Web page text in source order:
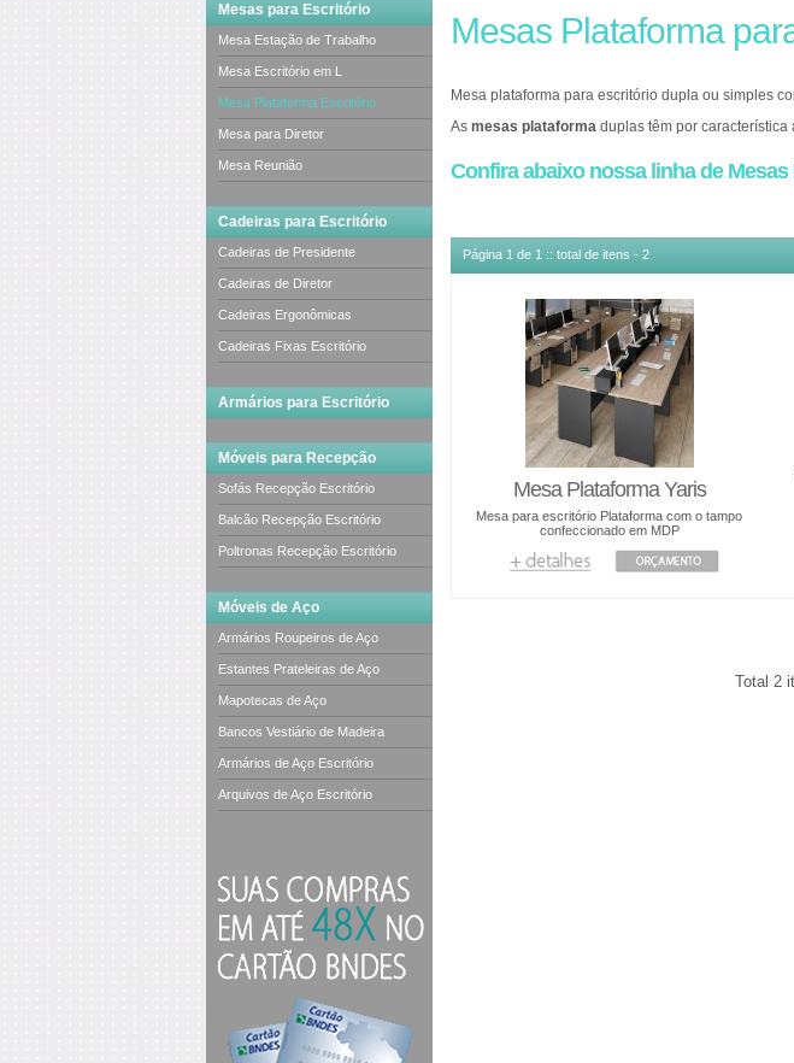
Mesas para Escritório
Mesa Estação de Trabalho
Mesa Escritório em L
Mesa Plataforma Escritório
Mesa para Diretor
Mesa Reunião
Cadeiras para Escritório
Cadeiras de Presidente
Cadeiras de Diretor
Cadeiras Ergonômicas
Cadeiras Fixas Escritório
Armários para Escritório
Móveis para Recepção
Sofás Recepção Escritório
Balcão Recepção Escritório
Poltronas Recepção Escritório
Móveis de Aço
Armários Roupeiros de Aço
Estantes Prateleiras de Aço
Mapotecas de Aço
Bancos Vestiário de Madeira
Armários de Aço Escritório
Arquivos de Aço Escritório
Mesas Plataforma
Mesa plataforma para escritório dupla ou simples
As mesas plataforma duplas têm por
As mesas plataforma de trabalho podem
Confira abaixo nossa linha de
Página 1 de 1 :: total de itens - 2
Mesa Plataforma Yaris
Mesa para escritório Plataforma com o tampo
confeccionado em MDP
Total 2